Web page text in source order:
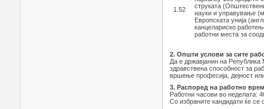
1.52
струката
науки и управување
Европската унија
канцелариско
работни места за
2. Општи услови за сите
Да е државјанин на Република
здравствена способност за
вршење професија, дејност
3. Распоред на работно
Работни часови во неделата:
Со избраните кандидати ќе се